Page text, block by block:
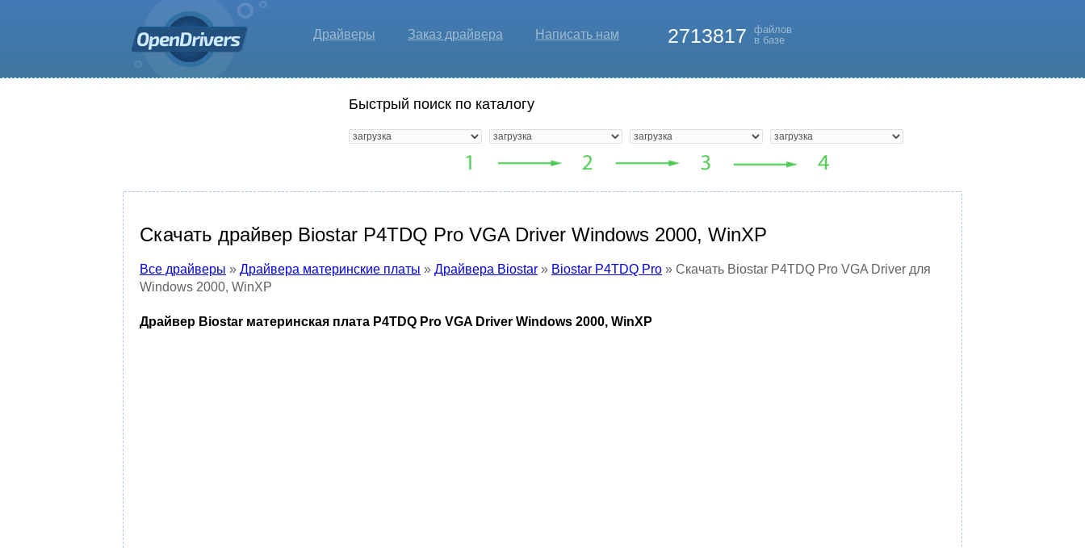
Драйверы Заказ драйвера Написать нам 2713817
файлов
в базе
Быстрый поиск по каталогу
Скачать драйвер Biostar P4TDQ Pro VGA Driver Windows 2000, WinXP
Все драйверы » Драйвера материнские платы » Драйвера Biostar » Biostar P4TDQ Pro » Скачать Biostar P4TDQ Pro VGA Driver для
Windows 2000, WinXP
Драйвер Biostar материнская плата P4TDQ Pro VGA Driver Windows 2000, WinXP